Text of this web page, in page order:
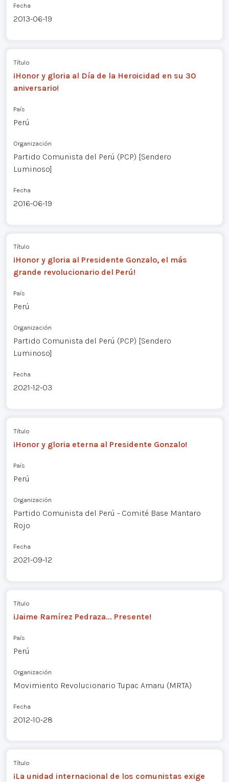
Fecha
2013-06-19
Título
¡Honor y gloria al Día de la Heroicidad en su 30
aniversario!
País
Perú
Organización
Partido Comunista del Perú (PCP) [Sendero
Luminoso]
Fecha
2016-06-19
Título
¡Honor y gloria al Presidente Gonzalo, el más
grande revolucionario del Perú!
País
Perú
Organización
Partido Comunista del Perú (PCP) [Sendero
Luminoso]
Fecha
2021-12-03
Título
¡Honor y gloria eterna al Presidente Gonzalo!
País
Perú
Organización
Partido Comunista del Perú - Comité Base Mantaro
Rojo
Fecha
2021-09-12
Título
¡Jaime Ramírez Pedraza... Presente!
País
Perú
Organización
Movimiento Revolucionario Tupac Amaru (MRTA)
Fecha
2012-10-28
Título
¡La unidad internacional de los comunistas exige